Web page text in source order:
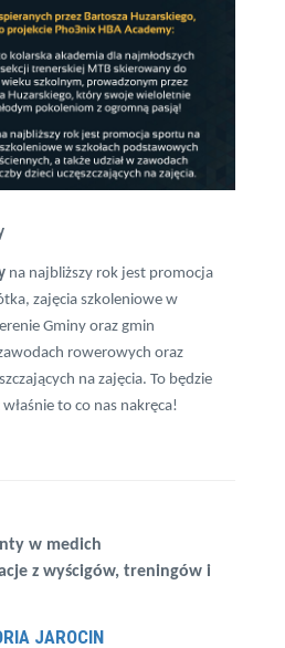
na najbliższy rok jest promocja
zajęcia szkoleniowe w
Gminy oraz gmin
rowerowych oraz
na zajęcia. To będzie
to co nas nakręca!
w medich
z wyścigów, treningów i
JAROCIN